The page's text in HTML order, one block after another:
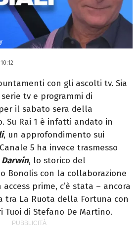
con gli ascolti tv. Sia
tv e programmi di
il sabato sera della
Su Rai 1 è infatti andato in
, un approfondimento sui
5 ha invece trasmesso
Darwin, lo storico del
Bonolis con la collaborazione
prime, c’è stata – ancora
tra La Ruota della Fortuna con
Tuoi di Stefano De Martino.